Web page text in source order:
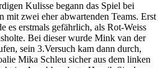
Kulisse begann das Spiel bei
mit zwei eher abwartenden Teams. Erst
es erstmals gefährlich, als Rot-Weiss
Bei dieser wurde Mink van der
sein 3.Versuch kam dann durch,
Mika Schleu sicher aus dem linken